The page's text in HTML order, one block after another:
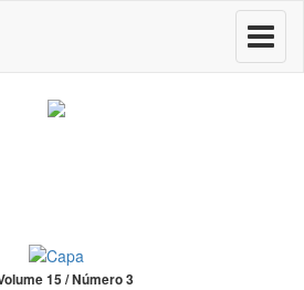
Toggle
15 / Número 3